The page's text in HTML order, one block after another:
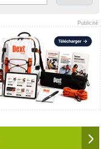
Publicité